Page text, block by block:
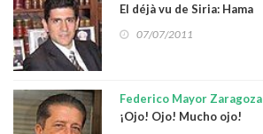
El déjà vu de Siria: Hama
07/07/2011
Federico Mayor Zaragoza
¡Ojo! Ojo! Mucho ojo!